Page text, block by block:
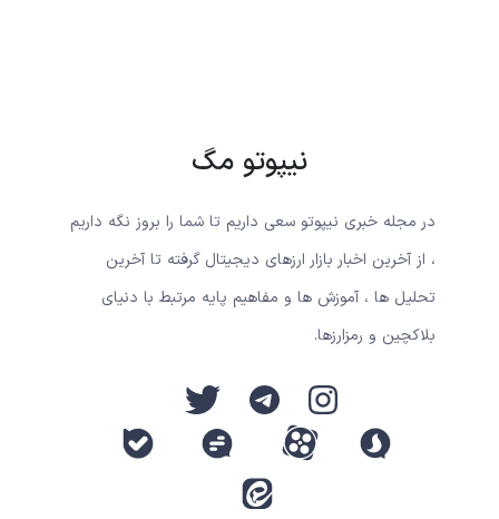
نیپوتو مگ
در مجله خبری نیپوتو سعی داریم تا شما را بروز نگه داریم
، از آخرین اخبار بازار ارزهای دیجیتال گرفته تا آخرین
تحلیل ها ، آموزش ها و مفاهیم پایه مرتبط با دنیای
بلاکچین و رمزارزها.